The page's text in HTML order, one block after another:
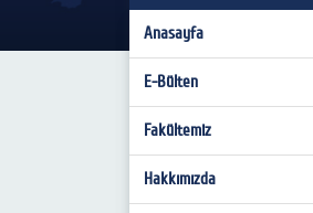
Anasayfa
E-Bülten
Fakültemiz
Fakülte Kurulu
Hakkımızda